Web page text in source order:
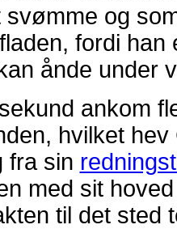
og
fordi han
ånde under
ankom
hvilket
fra sin
med sit
til det sted